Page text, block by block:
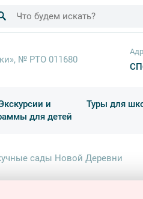
№ РТО 011680
и
для детей
Туры для
сады Новой Деревни